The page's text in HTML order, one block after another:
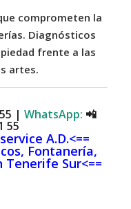
comprometen la
Diagnósticos
frente a las
artes.
|WhatsApp: 📲
55
A.D.<==
Fontanería,
Sur<==